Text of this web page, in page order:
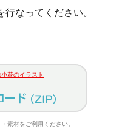
なってください。
花のイラスト
素材をご利用ください。